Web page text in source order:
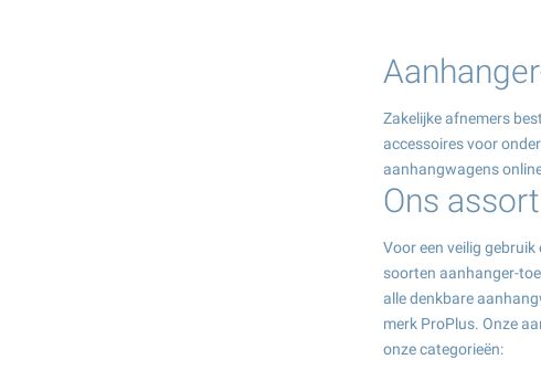
Zakelijke afnemers
accessoires voor
aanhangwagens
Ons
Voor een veilig
soorten aanhanger-
alle denkbare
merk ProPlus. Onze
onze categorieën: